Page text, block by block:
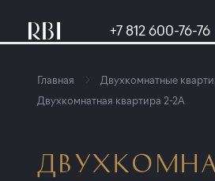
+7 812 600-76-76
Главная
Двухкомнатные
Двухкомнатная квартира 2-2A